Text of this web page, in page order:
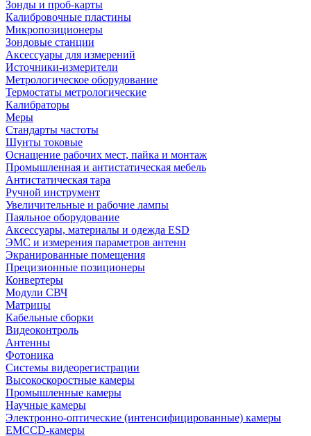
Зонды и проб-карты
Калибровочные пластины
Микропозиционеры
Зондовые станции
Аксессуары для измерений
Источники-измерители
Метрологическое оборудование
Термостаты метрологические
Калибраторы
Меры
Стандарты частоты
Шунты токовые
Оснащение рабочих мест, пайка и монтаж
Промышленная и антистатическая мебель
Антистатическая тара
Ручной инструмент
Увеличительные и рабочие лампы
Паяльное оборудование
Аксессуары, материалы и одежда ESD
ЭМС и измерения параметров антенн
Экранированные помещения
Прецизионные позиционеры
Конвертеры
Модули СВЧ
Матрицы
Кабельные сборки
Видеоконтроль
Антенны
Фотоника
Cистемы видеорегистрации
Высокоскоростные камеры
Промышленные камеры
Научные камеры
Электронно-оптические (интенсифицированные) камеры
EMCCD-камеры